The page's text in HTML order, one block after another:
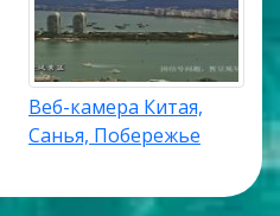
Веб-камера Китая,
Санья, Побережье